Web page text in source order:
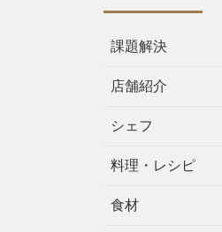
課題解決
店舗紹介
シェフ
料理・レシピ
食材